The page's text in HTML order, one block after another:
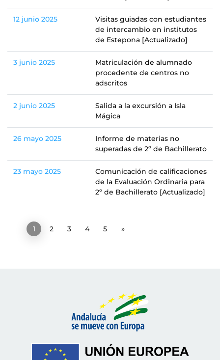
12 junio 2025
Visitas guiadas con estudiantes
de intercambio en institutos
de Estepona [Actualizado]
3 junio 2025
Matriculación de alumnado
procedente de centros no
adscritos
2 junio 2025
Salida a la excursión a Isla
Mágica
26 mayo 2025
Informe de materias no
superadas de 2º de Bachillerato
23 mayo 2025
Comunicación de calificaciones
de la Evaluación Ordinaria para
2º de Bachillerato [Actualizado]
1 2 3 4 5 »